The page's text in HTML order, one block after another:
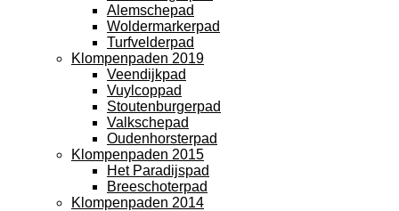
Alemschepad
Woldermarkerpad
Turfvelderpad
Klompenpaden 2019
Veendijkpad
Vuylcoppad
Stoutenburgerpad
Valkschepad
Oudenhorsterpad
Klompenpaden 2015
Het Paradijspad
Breeschoterpad
Klompenpaden 2014